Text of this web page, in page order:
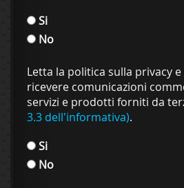
Si
No
Letta la politica sulla privacy
ricevere comunicazioni
servizi e prodotti forniti da
3.3 dell'informativa).
Si
No